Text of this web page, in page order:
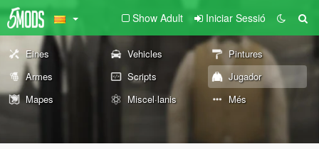
Show Adult Iniciar Sessió
Eines Vehicles
Pintures
Armes
Scripts
Jugador
Mapes
Miscel·lanis Més